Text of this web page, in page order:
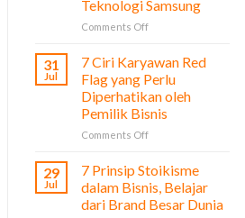
Social
Network
Pengusaha
&
Bisnis
Teknologi Samsung
Comments Offon
Chul:
Dari
Bisnis
Sayur
Membangun
Raksasa
Teknologi
Samsung
31
Jul
7 Ciri Karyawan Red
Flag yang Perlu
Diperhatikan oleh
Pemilik Bisnis
Comments Offon
Ciri
Red
Flag
29
Jul
7 Prinsip Stoikisme
dalam Bisnis, Belajar
dari Brand Besar Dunia